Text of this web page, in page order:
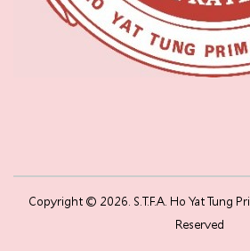
Copyright © 2026. S.T.F.A. Ho Yat Tung
Reserved